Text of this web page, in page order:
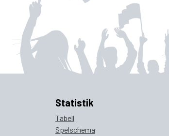
Statistik
Tabell
Spelschema